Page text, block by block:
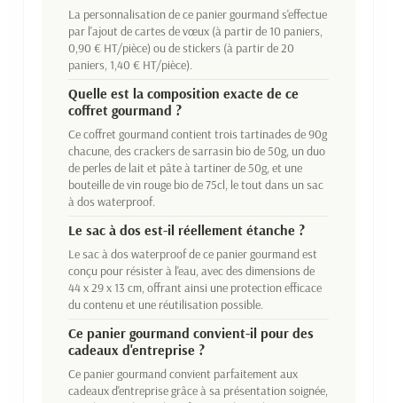
La personnalisation de ce panier gourmand s'effectue
par l'ajout de cartes de vœux (à partir de 10 paniers,
0,90 € HT/pièce) ou de stickers (à partir de 20
paniers, 1,40 € HT/pièce).
Quelle est la composition exacte de ce
coffret gourmand ?
Ce coffret gourmand contient trois tartinades de 90g
chacune, des crackers de sarrasin bio de 50g, un duo
de perles de lait et pâte à tartiner de 50g, et une
bouteille de vin rouge bio de 75cl, le tout dans un sac
à dos waterproof.
Le sac à dos est-il réellement étanche ?
Le sac à dos waterproof de ce panier gourmand est
conçu pour résister à l'eau, avec des dimensions de
44 x 29 x 13 cm, offrant ainsi une protection efficace
du contenu et une réutilisation possible.
Ce panier gourmand convient-il pour des
cadeaux d'entreprise ?
Ce panier gourmand convient parfaitement aux
cadeaux d'entreprise grâce à sa présentation soignée,